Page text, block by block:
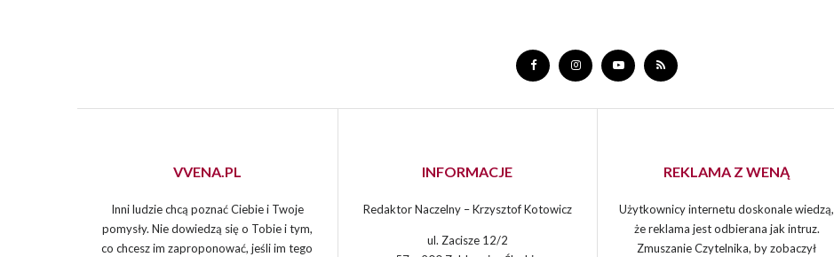
VVENA.PL
Inni ludzie chcą poznać Ciebie i Twoje
pomysły. Nie dowiedzą się o Tobie i tym,
co chcesz im zaproponować, jeśli im tego
INFORMACJE
Redaktor Naczelny – Krzysztof Kotowicz
ul. Zacisze 12/2
REKLAMA Z WENĄ
Użytkownicy internetu doskonale wiedzą,
że reklama jest odbierana jak intruz.
Zmuszanie Czytelnika, by zobaczył